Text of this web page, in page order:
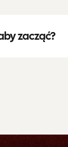
zacząć?